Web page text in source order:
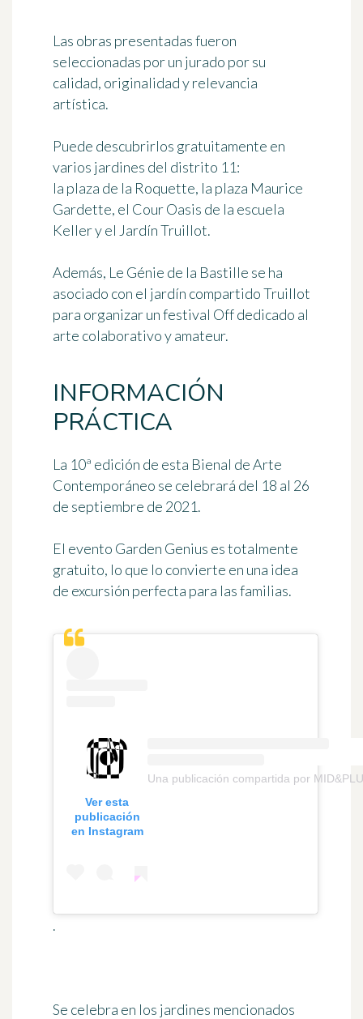
Las obras presentadas fueron
seleccionadas por un jurado por su
calidad, originalidad y relevancia
artística.
Puede descubrirlos gratuitamente en
varios jardines del distrito 11:
la plaza de la Roquette, la plaza Maurice
Gardette, el Cour Oasis de la escuela
Keller y el Jardín Truillot.
Además, Le Génie de la Bastille se ha
asociado con el jardín compartido Truillot
para organizar unfestival Offdedicado al
arte colaborativo y amateur.
INFORMACIÓN
PRÁCTICA
La 10ª edición de esta Bienal de Arte
Contemporáneo se celebrará del 18 al 26
de septiembre de 2021.
El evento Garden Genius estotalmente
gratuito, lo que lo convierte en una idea
de excursión perfecta para las familias.
Ver esta
publicación
en Instagram
Una publicación compartida por
.
Se celebra en los jardines mencionados